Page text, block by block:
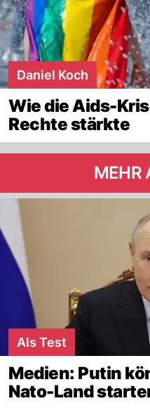
Daniel Koch
Wie die Aids-
Rechte stärkte
MEHR
Als Test
Medien: Putin
Nato-Land